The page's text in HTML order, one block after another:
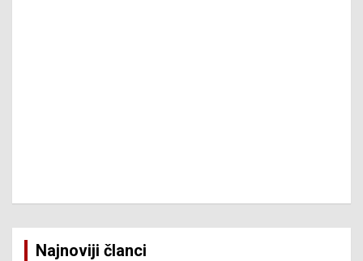
Najnoviji članci